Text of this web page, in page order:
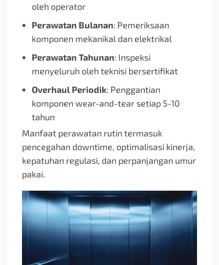
oleh operator
Perawatan Bulanan: Pemeriksaan
komponen mekanikal dan elektrikal
Perawatan Tahunan: Inspeksi
menyeluruh oleh teknisi bersertifikat
Overhaul Periodik: Penggantian
komponen wear-and-tear setiap 5-10
tahun
Manfaat perawatan rutin termasuk
pencegahan downtime, optimalisasi kinerja,
kepatuhan regulasi, dan perpanjangan umur
pakai.